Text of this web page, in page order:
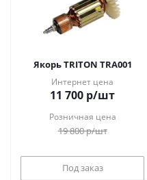
Якорь TRITON TRA001
Интернет цена
11 700 р/шт
Розничная цена
19 800р/шт
Под заказ